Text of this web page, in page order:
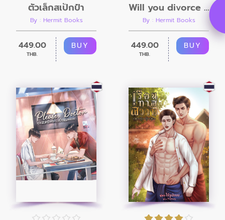
ตัวเล็กสเป็กป๋า
By : Hermit Books
449.00
THB.
BUY
Will you divorce me หย่านะคุณพราน
By : Hermit Books
449.00
THB.
BUY